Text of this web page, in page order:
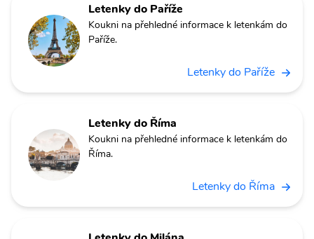
Letenky do Paříže
Koukni na přehledné informace k letenkám do
Paříže.
Letenky do Paříže
Letenky do Říma
Koukni na přehledné informace k letenkám do
Říma.
Letenky do Říma